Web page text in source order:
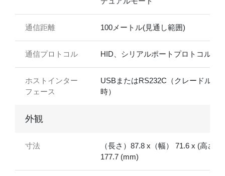
通信距離 100メートル(見通し範囲)
通信プロトコル HID、シリアルポートプロトコル
ホストインター
フェース
USBまたはRS232C（クレードル使
時）
外観
寸法
（長さ）87.8 x（幅） 71.6 x (高さ)
177.7 (mm)